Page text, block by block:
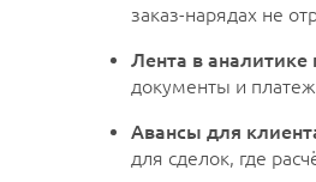
заказ-нарядах не
Лента в аналитике
документы и
Авансы для
для сделок, где